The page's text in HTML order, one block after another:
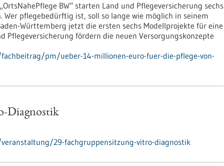
BW“ starten Land und Pflegeversicherung sechs
Wer pflegebedürftig ist, soll so lange wie möglich in seinem
Württemberg jetzt die ersten sechs Modellprojekte für eine
Pflegeversicherung fördern die neuen Versorgungskonzepte
pm/ueber-14-millionen-euro-fuer-die-pflege-von-
Diagnostik
29-fachgruppensitzung-vitro-diagnostik